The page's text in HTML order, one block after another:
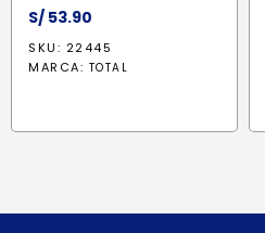
S/ 53.90
SKU: 22445
MARCA: TOTAL